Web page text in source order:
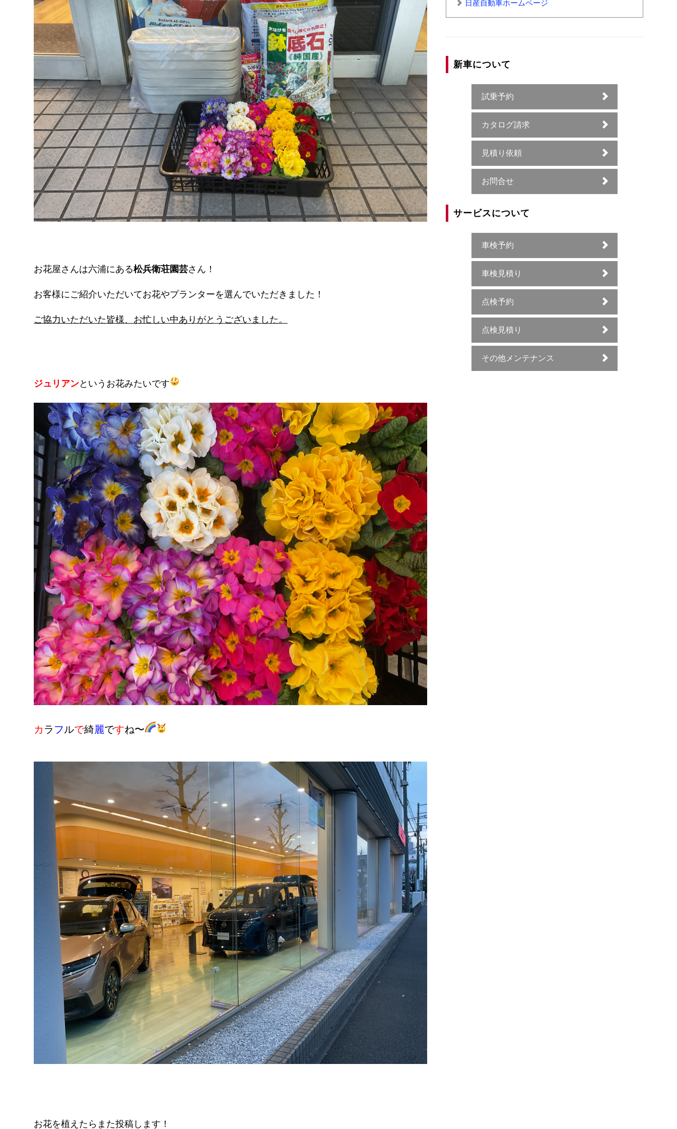
お花屋さんは六浦にある松兵衛荘園芸さん！
お客様にご紹介いただいてお花やプランターを選んでいただきました！
ご協力いただいた皆様、お忙しい中ありがとうございました。
ジュリアンというお花みたいです
カ ラ フルで綺麗ですね〜
お花を植えたらまた投稿します！
日産自動車ホームページ
新車について
試乗予約
カタログ請求
見積り依頼
お問合せ
サービスについて
車検予約
車検見積り
点検予約
点検見積り
その他メンテナンス